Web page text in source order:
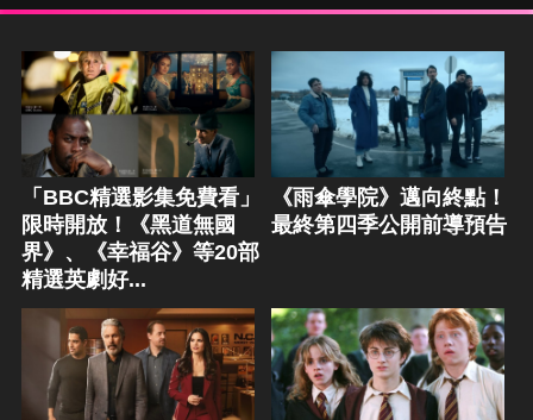
「BBC精選影集免費看」
限時開放！《黑道無國
界》、《幸福谷》等20部
精選英劇好...
《雨傘學院》邁向終點！
最終第四季公開前導預告